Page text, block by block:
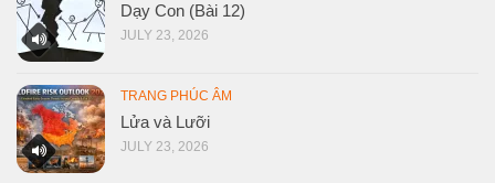
Dạy Con (Bài 12)
JULY 23, 2026
TRANG PHÚC ÂM
Lửa và Lưỡi
JULY 23, 2026